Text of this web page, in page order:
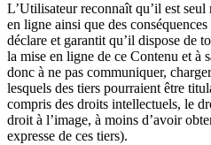
L’Utilisateur reconnaît qu’il est
en ligne ainsi que des
déclare et garantit qu’il dispose de
la mise en ligne de ce Contenu et à
donc à ne pas communiquer,
lesquels des tiers pourraient être
compris des droits intellectuels, le
droit à l’image, à moins d’avoir
expresse de ces tiers).